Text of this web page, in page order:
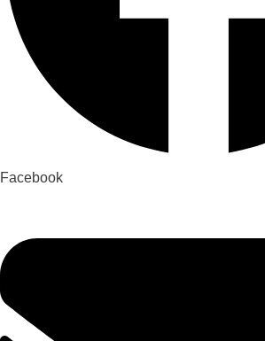
Facebook